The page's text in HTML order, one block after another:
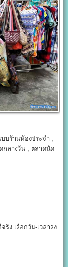
บร้านห้องประจำ ,
กลางวัน , ตลาดนัด
ง เลือกวัน-เวลาลง